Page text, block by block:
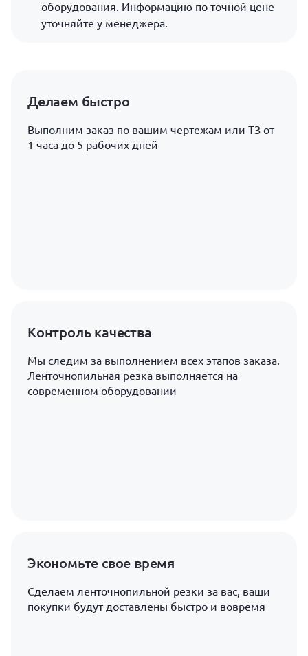
оборудования. Информацию по точной цене
уточняйте у менеджера.
Делаем быстро
Выполним заказ по вашим чертежам или ТЗ от
1 часа до 5 рабочих дней
Контроль качества
Мы следим за выполнением всех этапов заказа.
Ленточнопильная резка выполняется на
современном оборудовании
Экономьте свое время
Сделаем ленточнопильной резки за вас, ваши
покупки будут доставлены быстро и вовремя